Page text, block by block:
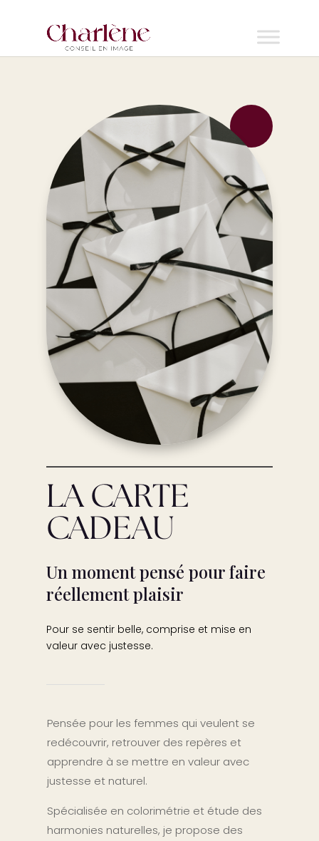
LA CARTE
CADEAU
Un moment pensé pour faire
réellement plaisir
Pour se sentir belle, comprise et mise en
valeur avec justesse.
Pensée pour les femmes qui veulent se
redécouvrir, retrouver des repères et
apprendre à se mettre en valeur avec
justesse et naturel.
Spécialisée en colorimétrie et étude des
harmonies naturelles, je propose des